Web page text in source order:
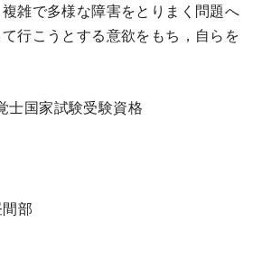
雑で多様な障害をとりまく問題へ
行こうとする意欲をもち，自らを
士国家試験受験資格
部